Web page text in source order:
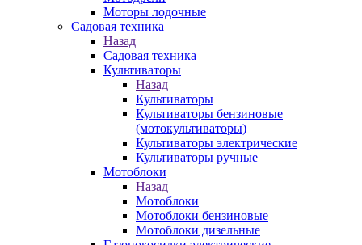
Моторы лодочные
Садовая техника
Назад
Садовая техника
Культиваторы
Назад
Культиваторы
Культиваторы бензиновые
(мотокультиваторы)
Культиваторы электрические
Культиваторы ручные
Мотоблоки
Назад
Мотоблоки
Мотоблоки бензиновые
Мотоблоки дизельные